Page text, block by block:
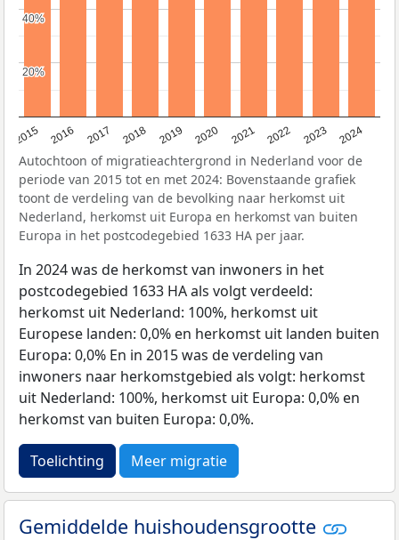
2015 2016 2017 2018 2019 2020 2021 2022 2023 2024
20%
20%
40%
40%
Autochtoon of migratieachtergrond in Nederland voor de
periode van 2015 tot en met 2024: Bovenstaande grafiek
toont de verdeling van de bevolking naar herkomst uit
Nederland, herkomst uit Europa en herkomst van buiten
Europa in het postcodegebied 1633 HA per jaar.
In 2024 was de herkomst van inwoners in het
postcodegebied 1633 HA als volgt verdeeld:
herkomst uit Nederland: 100%, herkomst uit
Europese landen: 0,0% en herkomst uit landen buiten
Europa: 0,0% En in 2015 was de verdeling van
inwoners naar herkomstgebied als volgt: herkomst
uit Nederland: 100%, herkomst uit Europa: 0,0% en
herkomst van buiten Europa: 0,0%.
Toelichting Meer migratie
Gemiddelde huishoudensgrootte